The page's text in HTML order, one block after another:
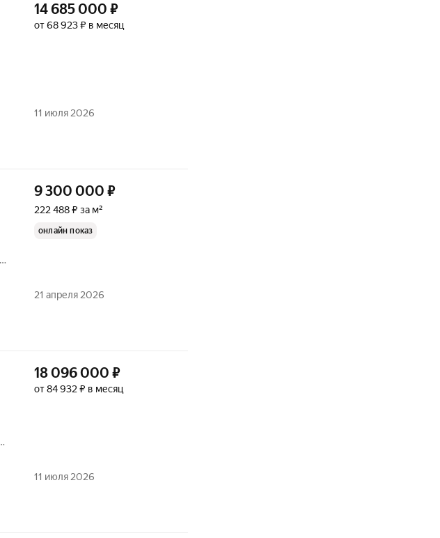
14 685 000 ₽
от 68 923 ₽ в месяц
11 июля 2026
9 300 000 ₽
222 488 ₽ за м²
онлайн показ
21 апреля 2026
18 096 000 ₽
от 84 932 ₽ в месяц
11 июля 2026